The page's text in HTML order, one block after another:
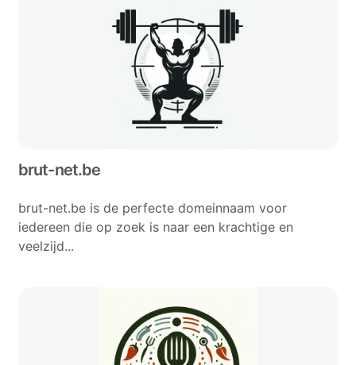
brut-net.be
brut-net.be is de perfecte domeinnaam voor
iedereen die op zoek is naar een krachtige en
veelzijd...